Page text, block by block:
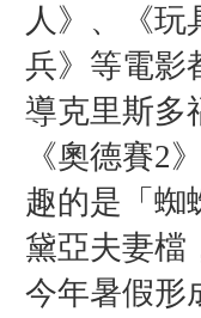
人》、《玩
兵》等電影
導克里斯多
《奧德賽2
趣的是「蜘
黛亞夫妻檔
今年暑假形